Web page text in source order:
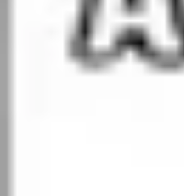
Informatique Expert
Évaluation d'experts
Compétences
Informatique Expert